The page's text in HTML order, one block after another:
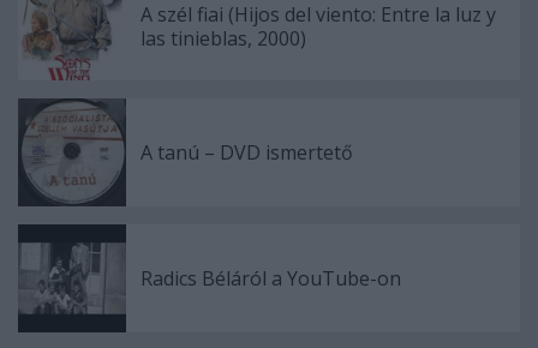
A szél fiai (Hijos del viento: Entre la luz y
las tinieblas, 2000)
A tanú – DVD ismertető
Radics Béláról a YouTube-on